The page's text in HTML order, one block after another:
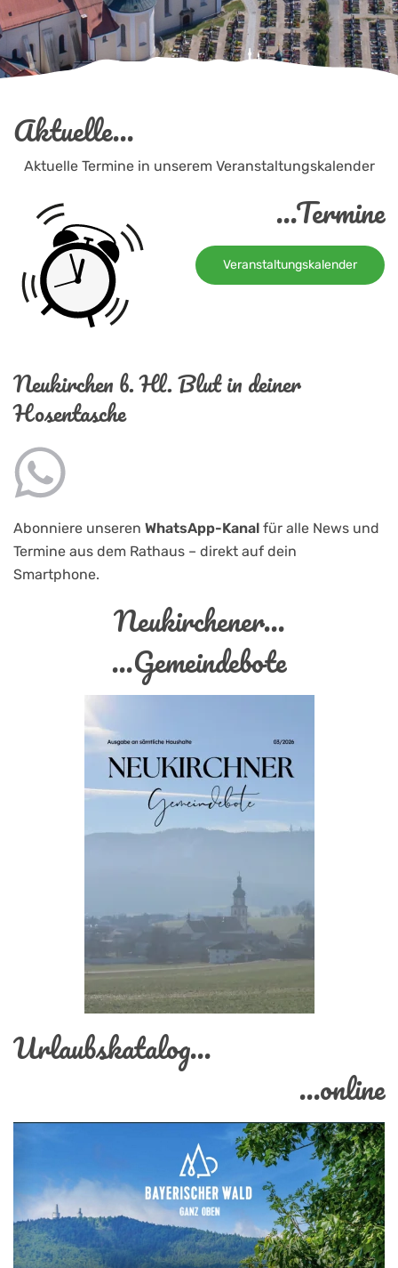
Aktuelle...
Aktuelle Termine in unserem Veranstaltungskalender
...Termine
Veranstaltungskalender
Neukirchen b. Hl. Blut in deiner
Hosentasche
Abonniere unseren WhatsApp-Kanal für alle News und
Termine aus dem Rathaus – direkt auf dein
Smartphone.
Neukirchener...
...Gemeindebote
Urlaubskatalog...
...online